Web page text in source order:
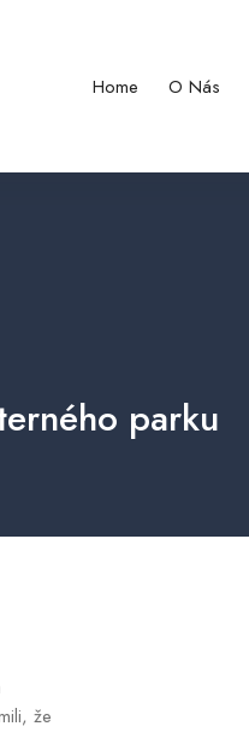
Home O Nás
parku
že